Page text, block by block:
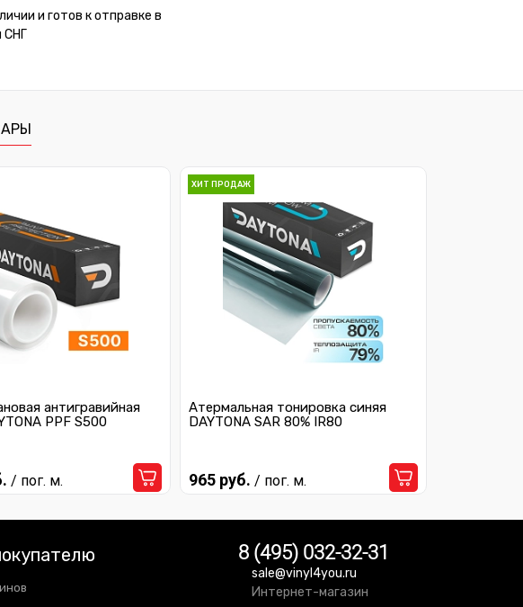
и готов к отправке в
СНГ
антигравийная
PPF S500
/ пог. м.
ХИТ ПРОДАЖ
Атермальная тонировка синяя
DAYTONA SAR 80% IR80
965 руб. / пог. м.
8 (495) 032-32-31
sale@vinyl4you.ru
Интернет-магазин